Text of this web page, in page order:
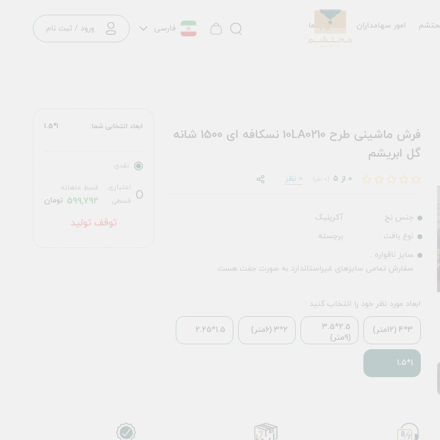
امور سهامداران تماس با ما فارسی ورود / ثبت نام
فرش ماشینی طرح 10LA0210 نسکافه ای 1500 شانه
گل ابریشم
0 از 5 0 نظر
جنس نخ :
آکریلیک
نوع بافت :
برجسته
سایز ناقواره :
سفارش تمامی سایزهای غیراستاندارد به صورت جفت هست
ابعاد مورد نظر خود را انتخاب کنید :
3*4 (12متر)
2.5*3.5
(9متر)
2*3 (6متر) 1.5*2.25
1*1.5
ابعاد انتخابی شما: 1*1.5
نقدی
اعتباری
قسطی
قسط ماهانه
599,792 تومان
توقف تولید